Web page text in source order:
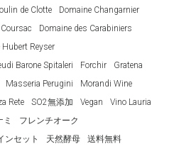
de Clotte
Domaine Changarnier
Domaine des Carabiniers
Hubert Reyser
Barone Spitaleri Forchir
Gratena
Masseria Perugini
Morandi Wine
Rete SO2無添加 Vegan
Vino Lauria
フレンチオーク
ンセット 天然酵母
送料無料